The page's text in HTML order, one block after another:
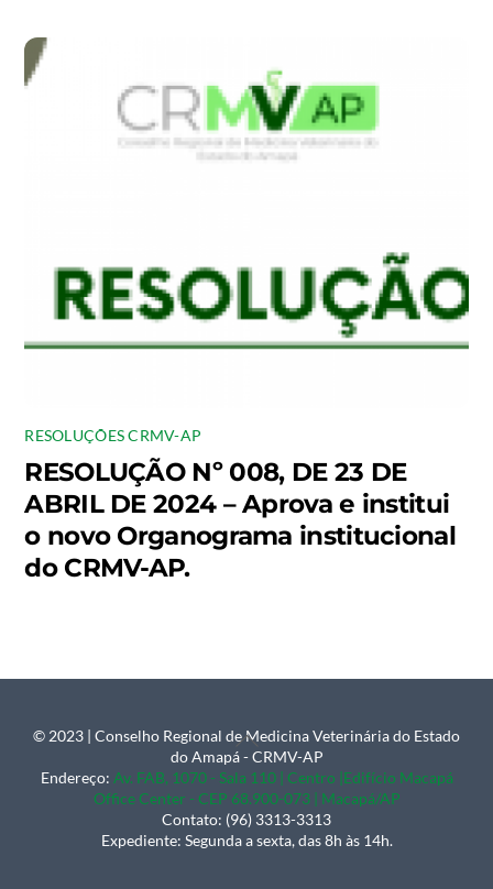
RESOLUÇÕES CRMV-AP
RESOLUÇÃO Nº 008, DE 23 DE
ABRIL DE 2024 – Aprova e institui
o novo Organograma institucional
do CRMV-AP.
Back
To
Top
© 2023 | Conselho Regional de Medicina Veterinária do Estado
do Amapá - CRMV-AP
Endereço: Av. FAB, 1070 - Sala 110 | Centro |Edifício Macapá
Office Center - CEP 68.900-073 | Macapá/AP
Contato: (96) 3313-3313
Expediente: Segunda a sexta, das 8h às 14h.